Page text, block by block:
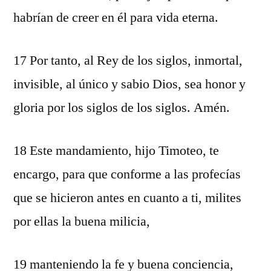
habrían de creer en él para vida eterna.
17 Por tanto, al Rey de los siglos, inmortal,
invisible, al único y sabio Dios, sea honor y
gloria por los siglos de los siglos. Amén.
18 Este mandamiento, hijo Timoteo, te
encargo, para que conforme a las profecías
que se hicieron antes en cuanto a ti, milites
por ellas la buena milicia,
19 manteniendo la fe y buena conciencia,